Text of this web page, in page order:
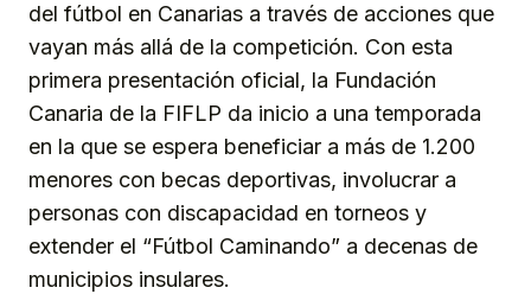
del fútbol en Canarias a través de acciones que
vayan más allá de la competición. Con esta
primera presentación oficial, la Fundación
Canaria de la FIFLP da inicio a una temporada
en la que se espera beneficiar a más de 1.200
menores con becas deportivas, involucrar a
personas con discapacidad en torneos y
extender el “Fútbol Caminando” a decenas de
municipios insulares.